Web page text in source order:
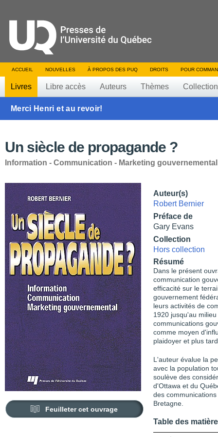
ACCUEIL NOUVELLES À PROPOS DES PUQ DROITS POUR
Livres Libre accès Auteurs Thèmes
Merci Henri et au revoir!
Un siècle de propagande ?
Information - Communication - Marketing gouvernemental
Feuilleter cet ouvrage
Auteur(s)
Robert Bernier
Préface de
Gary Evans
Collection
Hors collection
Résumé
Dans le présent
communication
efficacité sur le
gouvernement
leurs activités de
1920 jusqu'au
communications
comme moyen
plaidoyer et plus
L'auteur évalue la
avec la population
soulève des
d'Ottawa et du
des
Bretagne.
Table des